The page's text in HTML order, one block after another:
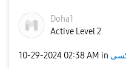
Doha1
Active Level 2
‎10-29-2024 02:38 AM in